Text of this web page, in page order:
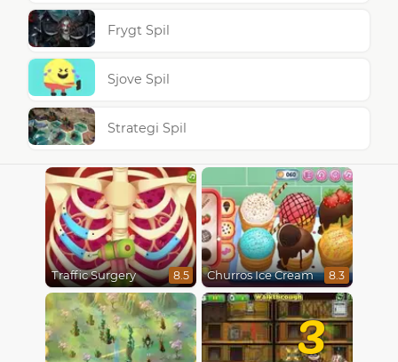
Frygt Spil
Sjove Spil
Strategi Spil
Traffic Surgery 8.5 Churros Ice Cream 8.3
3